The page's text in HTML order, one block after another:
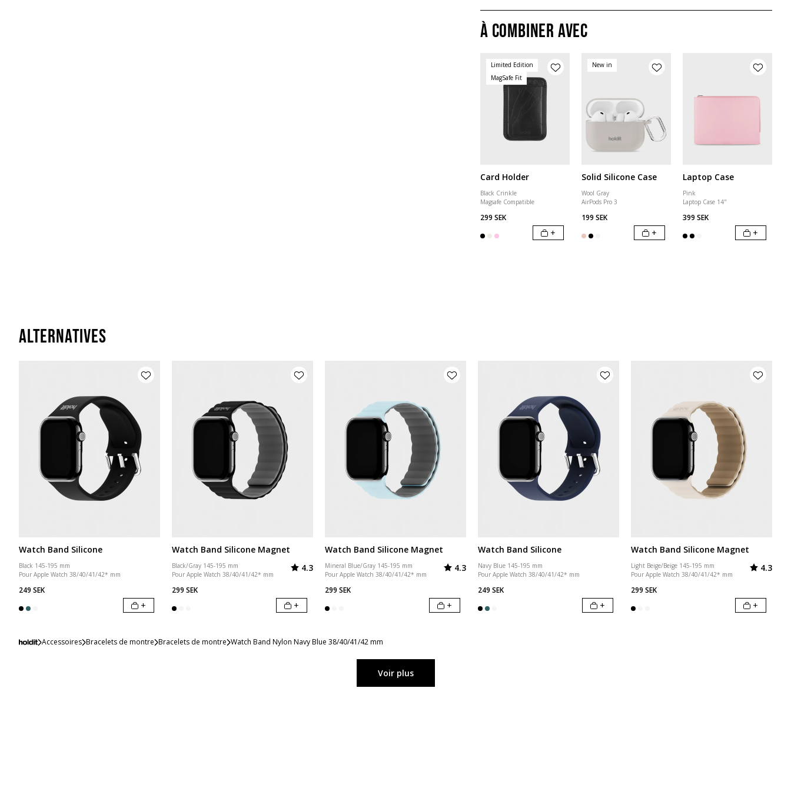
À combiner avec
Limited Edition
MagSafe Fit
Card Holder
Black Crinkle
Magsafe Compatible
299 SEK
+
New in
Solid Silicone Case
Wool Gray
AirPods Pro 3
199 SEK
+
Laptop Case
Pink
Laptop Case 14"
399 SEK
+
Alternatives
Watch Band Silicone
Black 145-195 mm
Pour Apple Watch 38/40/41/42* mm
249 SEK
+
Watch Band Silicone Magnet
Black/Gray 145-195 mm
Pour Apple Watch 38/40/41/42* mm
Note:
4.3 sur 5 étoiles
299 SEK
+
Watch Band Silicone Magnet
Mineral Blue/Gray 145-195 mm
Pour Apple Watch 38/40/41/42* mm
Note:
4.3 sur 5 étoiles
299 SEK
+
Watch Band Silicone
Navy Blue 145-195 mm
Pour Apple Watch 38/40/41/42* mm
249 SEK
+
Watch Band Silicone Magnet
Light Beige/Beige 145-195 mm
Pour Apple Watch 38/40/41/42* mm
Note:
4.3
299 SEK
+
Accessoires Bracelets de montre Bracelets de montre Watch Band Nylon Navy Blue 38/40/41/42 mm
Voir plus